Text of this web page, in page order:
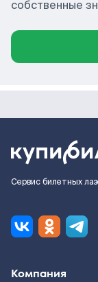
собственные
Сервис билетных
Компания